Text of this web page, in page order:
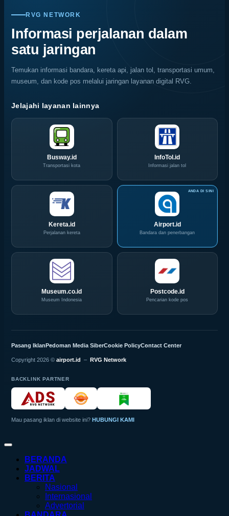
Nasional,
Indonesia
Coffee
Expo
(ICX)
2026
Siap
Hadir
di
City
Surabaya
Akhir
Migas
Jemput
Bola,
Pelaku
Usaha
Serbu
Layanan
CIVD
dan
e-
Commerce
di
IPA
Convex
2026
RVG NETWORK
Informasi perjalanan dalam
satu jaringan
Temukan informasi bandara, kereta api, jalan tol, transportasi umum,
museum, dan kode pos melalui jaringan layanan digital RVG.
Jelajahi layanan lainnya
Busway.id
Transportasi kota
InfoTol.id
Informasi jalan tol
Kereta.id
Perjalanan kereta
Airport.id
Bandara dan penerbangan
Museum.co.id
Museum Indonesia
Postcode.id
Pencarian kode pos
Pasang IklanPedoman Media SiberCookie PolicyContact Center
Copyright 2026 © airport.id – RVG Network
BACKLINK PARTNER
Mau pasang iklan di website ini? HUBUNGI KAMI
BERANDA
JADWAL
BERITA
Nasional
Internasional
Advertorial